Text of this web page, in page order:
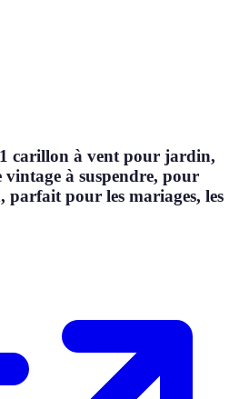
carillon à vent pour jardin,
vintage à suspendre, pour
pour les mariages, les